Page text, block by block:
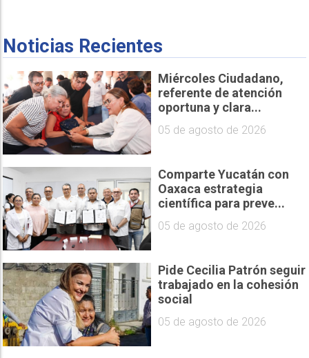
Noticias Recientes
Miércoles Ciudadano,
referente de atención
oportuna y clara...
05 de agosto de 2026
Comparte Yucatán con
Oaxaca estrategia
científica para preve...
05 de agosto de 2026
Pide Cecilia Patrón seguir
trabajado en la cohesión
social
05 de agosto de 2026